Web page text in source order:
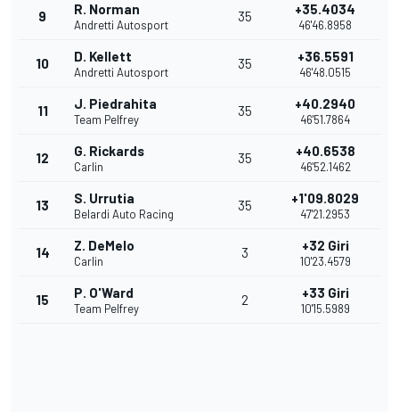
9 R. Norman
Andretti Autosport
35 +35.4034
46'46.8958
10 D. Kellett
Andretti Autosport
35 +36.5591
46'48.0515
11 J. Piedrahita
Team Pelfrey
35 +40.2940
46'51.7864
12 G. Rickards
Carlin
35 +40.6538
46'52.1462
13 S. Urrutia
Belardi Auto Racing
35 +1'09.8029
47'21.2953
14 Z. DeMelo
Carlin
3 +32 Giri
10'23.4579
15 P. O'Ward
Team Pelfrey
2 +33 Giri
10'15.5989